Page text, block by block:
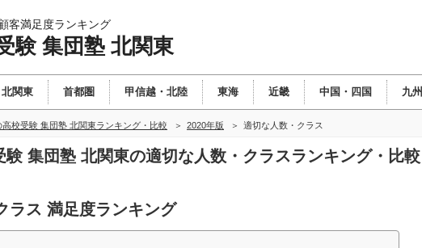
客満足度ランキング
験 集団塾 北関東
北関東 首都圏 甲信越・北陸 東海 近畿 中国・四国 九州
高校受験 集団塾 北関東ランキング・比較 2020年版 適切な人数・クラス
験 集団塾 北関東の適切な人数・クラスランキング・比較
ラス 満足度ランキング